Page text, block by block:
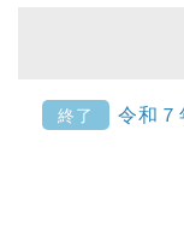
終了 令和